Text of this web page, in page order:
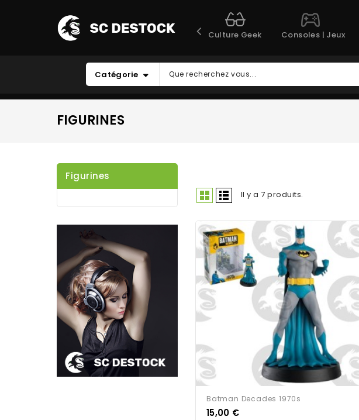
Culture Geek Consoles | Jeux
Catégorie
FIGURINES
Figurines
Il y a 7 produits.
Batman Decades 1970s
15,00 €